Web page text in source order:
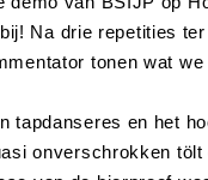
Na drie repetities
tonen wat
tapdanseres en het
onverschrokken